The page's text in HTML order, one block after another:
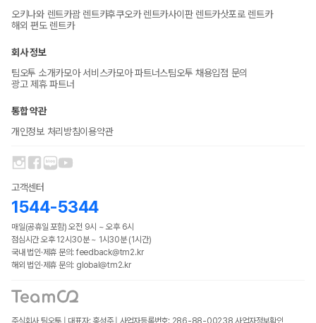
오키나와 렌트카괌 렌트카후쿠오카 렌트카사이판 렌트카삿포로 렌트카
해외 편도 렌트카
회사 정보
팀오투 소개카모아 서비스카모아 파트너스팀오투 채용입점 문의
광고 제휴 파트너
통합 약관
개인정보 처리방침이용약관
고객센터
1544-5344
매일(공휴일 포함) 오전 9시 ~ 오후 6시
점심시간 오후 12시30분 ~ 1시30분 (1시간)
국내 법인·제휴 문의: feedback@tm2.kr
해외 법인·제휴 문의: global@tm2.kr
주식회사 팀오투 | 대표자: 홍성주 | 사업자등록번호: 286-88-00238 사업자정보확인